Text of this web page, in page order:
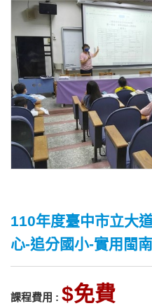
110年度臺中市立大
心-追分國小-實用閩
課程費用 : 免費